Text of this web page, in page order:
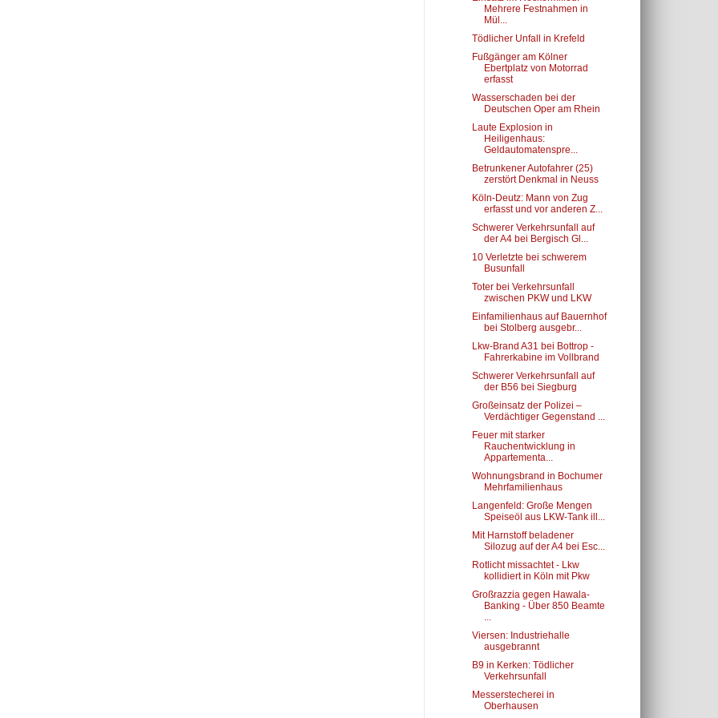
Mehrere Festnahmen in
Mül...
Tödlicher Unfall in Krefeld
Fußgänger am Kölner
Ebertplatz von Motorrad
erfasst
Wasserschaden bei der
Deutschen Oper am Rhein
Laute Explosion in
Heiligenhaus:
Geldautomatenspre...
Betrunkener Autofahrer (25)
zerstört Denkmal in Neuss
Köln-Deutz: Mann von Zug
erfasst und vor anderen Z...
Schwerer Verkehrsunfall auf
der A4 bei Bergisch Gl...
10 Verletzte bei schwerem
Busunfall
Toter bei Verkehrsunfall
zwischen PKW und LKW
Einfamilienhaus auf Bauernhof
bei Stolberg ausgebr...
Lkw-Brand A31 bei Bottrop -
Fahrerkabine im Vollbrand
Schwerer Verkehrsunfall auf
der B56 bei Siegburg
Großeinsatz der Polizei –
Verdächtiger Gegenstand ...
Feuer mit starker
Rauchentwicklung in
Appartementa...
Wohnungsbrand in Bochumer
Mehrfamilienhaus
Langenfeld: Große Mengen
Speiseöl aus LKW-Tank ill...
Mit Harnstoff beladener
Silozug auf der A4 bei Esc...
Rotlicht missachtet - Lkw
kollidiert in Köln mit Pkw
Großrazzia gegen Hawala-
Banking - Über 850 Beamte
...
Viersen: Industriehalle
ausgebrannt
B9 in Kerken: Tödlicher
Verkehrsunfall
Messerstecherei in
Oberhausen